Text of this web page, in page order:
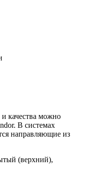
качества можно
В системах
направляющие из
(верхний),